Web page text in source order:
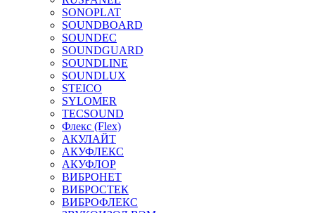
SONOPLAT
SOUNDBOARD
SOUNDEC
SOUNDGUARD
SOUNDLINE
SOUNDLUX
STEICO
SYLOMER
TECSOUND
Флекс (Flex)
АКУЛАЙТ
АКУФЛЕКС
АКУФЛОР
ВИБРОНЕТ
ВИБРОСТЕК
ВИБРОФЛЕКС